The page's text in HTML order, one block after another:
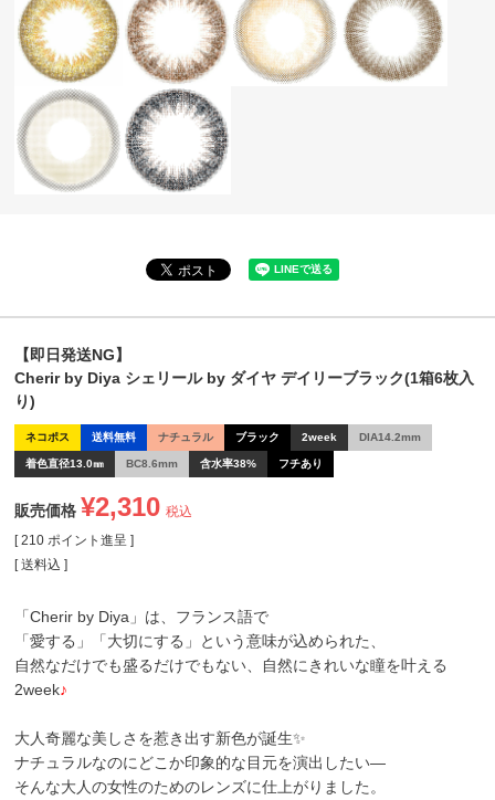
【即日発送NG】
Cherir by Diya シェリール by ダイヤ デイリーブラック(1箱6枚入
り)
ネコポス 送料無料 ナチュラル ブラック 2week DIA14.2mm
着色直径13.0㎜ BC8.6mm 含水率38% フチあり
販売価格 ¥2,310 税込
[ 210 ポイント進呈 ]
送料込
「Cherir by Diya」は、フランス語で
「愛する」「大切にする」という意味が込められた、
自然なだけでも盛るだけでもない、自然にきれいな瞳を叶える
2week♪
大人奇麗な美しさを惹き出す新色が誕生✨
ナチュラルなのにどこか印象的な目元を演出したい―
そんな大人の女性のためのレンズに仕上がりました。